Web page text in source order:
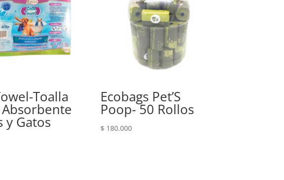
Toalla
y Gatos
Ecobags Pet’S
Poop- 50 Rollos
$ 180.000